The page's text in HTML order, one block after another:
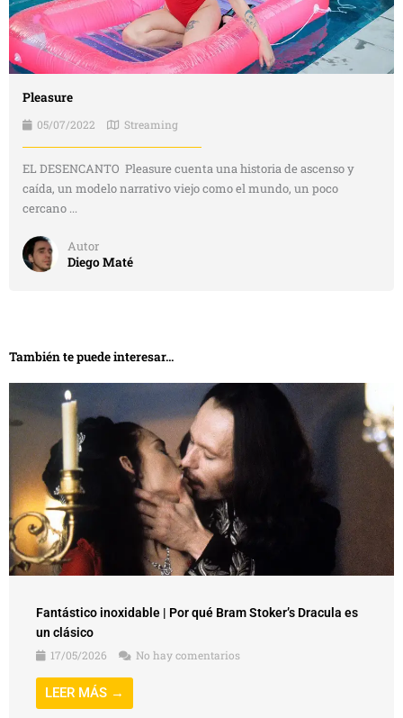
Pleasure
05/07/2022 Streaming
EL DESENCANTO Pleasure cuenta una historia de ascenso y
caída, un modelo narrativo viejo como el mundo, un poco
cercano ...
Autor
Diego Maté
También te puede interesar...
Fantástico inoxidable | Por qué Bram Stoker’s Dracula es
un clásico
17/05/2026
No hay comentarios
LEER MÁS →